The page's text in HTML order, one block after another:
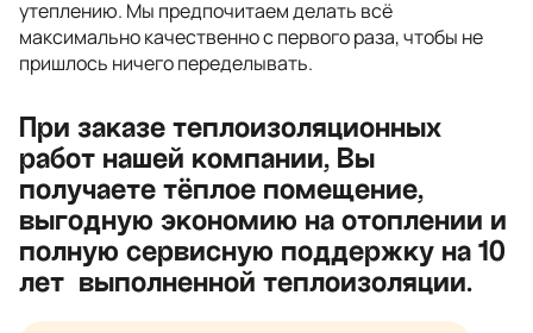
утеплению. Мы предпочитаем делать всё
максимально качественно с первого раза, чтобы не
пришлось ничего переделывать.
При заказе теплоизоляционных
работ нашей компании, Вы
получаете тёплое помещение,
выгодную экономию на отоплении и
полную сервисную поддержку на 10
лет выполненной теплоизоляции.